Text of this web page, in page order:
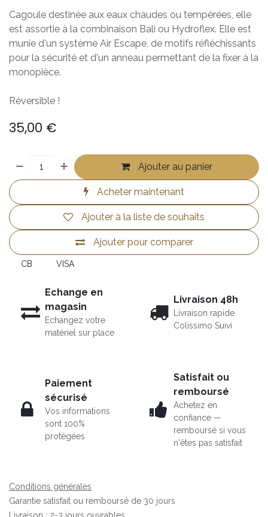
Cagoule destinée aux eaux chaudes ou tempérées, elle
est assortie à la combinaison Bali ou Hydroflex. Elle est
munie d'un système Air Escape, de motifs réfléchissants
pour la sécurité et d'un anneau permettant de la fixer à la
monopièce.
Réversible !
35,00 €
Ajouter au panier
Acheter maintenant
Ajouter pour comparer
Ajouter à la liste de souhaits
CB VISA
Echange en
magasin
Echangez votre
matériel sur place
Livraison 48h
Livraison rapide
Colissimo Suivi
Paiement
sécurisé
Vos informations
sont 100%
protégées
Satisfait ou
remboursé
Achetez en
confiance —
remboursé si vous
n'êtes pas satisfait
Conditions générales
Garantie satisfait ou remboursé de 30 jours
Livraison : 2-3 jours ouvrables